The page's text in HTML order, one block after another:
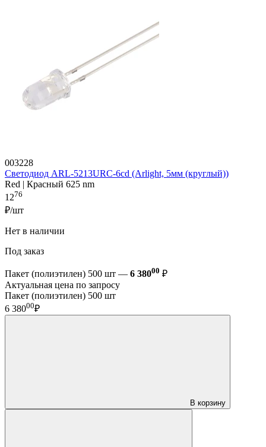
003228
Светодиод ARL-5213URC-6cd (Arlight, 5мм (круглый))
Red | Красный 625 nm
1276
₽/шт
Нет в наличии
Под заказ
Пакет (полиэтилен) 500 шт — 6 38000 ₽
Актуальная цена по запросу
Пакет (полиэтилен) 500 шт
6 38000₽
В корзину